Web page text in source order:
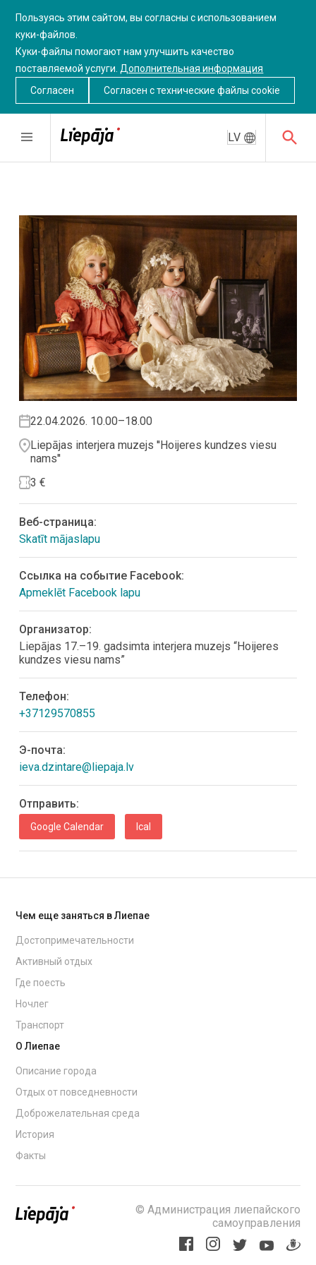
Пользуясь этим сайтом, вы согласны с использованием
куки-файлов.
Куки-файлы помогают нам улучшить качество
поставляемой услуги.Дополнительная информация
Согласен
Согласен c технические файлы cookie
LV
22.04.2026. 10.00–18.00
Liepājas interjera muzejs ''Hoijeres kundzes viesu
nams''
3 €
Bеб-страница:
Skatīt mājaslapu
Ссылка на событие Facebook:
Apmeklēt Facebook lapu
Организатор:
Liepājas 17.–19. gadsimta interjera muzejs “Hoijeres
kundzes viesu nams”
Телефон:
+37129570855
Э-почта:
ieva.dzintare@liepaja.lv
Oтправить:
Google Calendar Ical
Чем еще заняться в Лиепае
Достопримечательности
Активный отдых
Где поесть
Ночлег
Транспорт
О Лиепае
Описание города
Отдых от повседневности
Доброжелательная среда
История
Факты
© Администрация лиепайского
самоуправления